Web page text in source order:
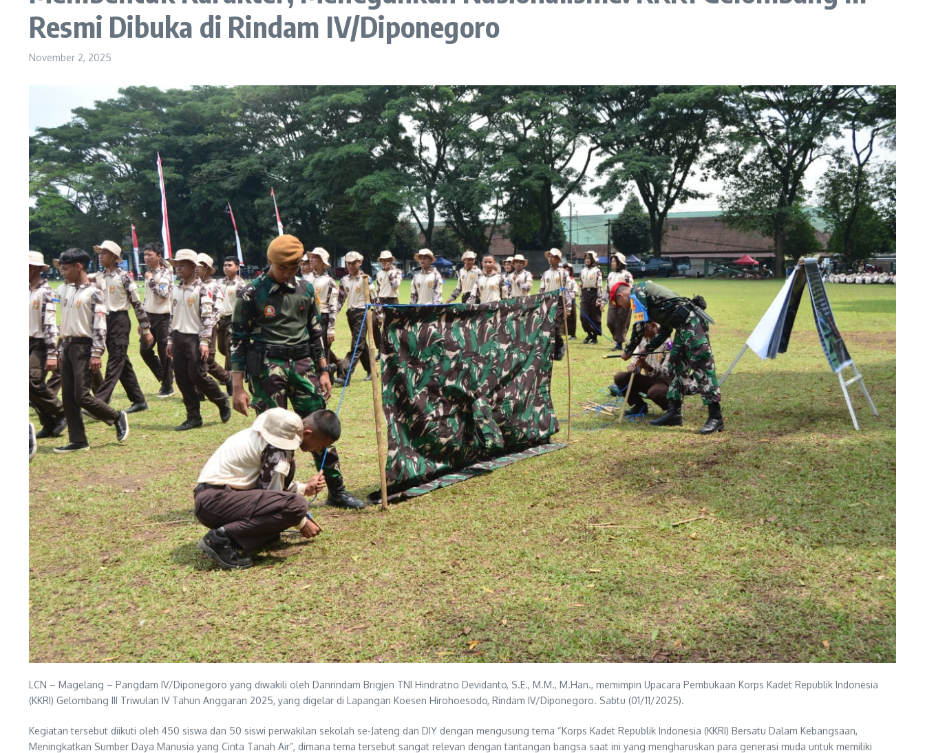
Resmi Dibuka di Rindam IV/Diponegoro
November 2, 2025
LCN – Magelang – Pangdam IV/Diponegoro yang diwakili oleh Danrindam Brigjen TNI Hindratno Devidanto, S.E., M.M., M.Han., memimpin Upacara Pembukaan Korps Kadet Republik Indonesia
(KKRI) Gelombang III Triwulan IV Tahun Anggaran 2025, yang digelar di Lapangan Koesen Hirohoesodo, Rindam IV/Diponegoro. Sabtu (01/11/2025).
Kegiatan tersebut diikuti oleh 450 siswa dan 50 siswi perwakilan sekolah se-Jateng dan DIY dengan mengusung tema “Korps Kadet Republik Indonesia (KKRI) Bersatu Dalam Kebangsaan,
Meningkatkan Sumber Daya Manusia yang Cinta Tanah Air”, dimana tema tersebut sangat relevan dengan tantangan bangsa saat ini yang mengharuskan para generasi muda untuk memiliki